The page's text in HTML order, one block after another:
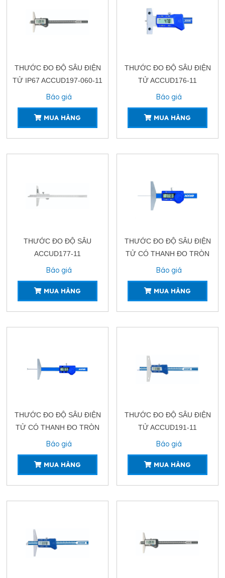
THƯỚC ĐO ĐỘ SÂU ĐIỆN
TỬ IP67 ACCUD197-060-11
Báo giá
MUA HÀNG
THƯỚC ĐO ĐỘ SÂU ĐIỆN
TỬ ACCUD176-11
Báo giá
MUA HÀNG
THƯỚC ĐO ĐỘ SÂU
ACCUD177-11
Báo giá
MUA HÀNG
THƯỚC ĐO ĐỘ SÂU ĐIỆN
TỬ CÓ THANH ĐO TRÒN
ACCUD194-11
Báo giá
MUA HÀNG
THƯỚC ĐO ĐỘ SÂU ĐIỆN
TỬ CÓ THANH ĐO TRÒN
ACCUD193-11
Báo giá
MUA HÀNG
THƯỚC ĐO ĐỘ SÂU ĐIỆN
TỬ ACCUD191-11
Báo giá
MUA HÀNG